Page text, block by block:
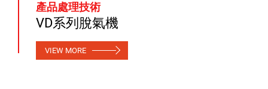
產品處理技術
VD系列脫氣機
VIEW MORE